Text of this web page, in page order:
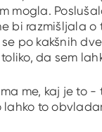
mogla.
bi razmišljala o
se po kakšnih
da sem
me, kaj je to -
lahko to